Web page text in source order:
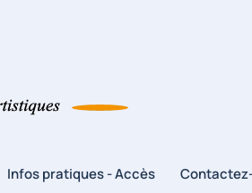
Infos pratiques - Accès